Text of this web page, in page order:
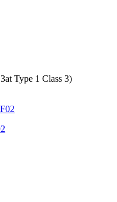
Type 1 Class 3)